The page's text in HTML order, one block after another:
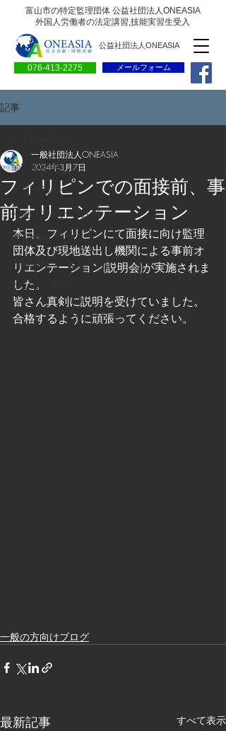
富山市の特定監理団体 公益社団法人ONEASIA
外国人労働者の法定講習,技能実習生受入
076-413-2275
公益社団法人ONEASIA
メールフォーム
記事
全ての記事
会員専用ページ
一般の方向けブログ
求人情報
求職情報
プレリリース
フィリピンでの面接前、事
前オリエンテーション
一般社団法人ONEASIA
2024年3月7日
本日、フィリピンにて面接に向け監理
団体及び現地送出し機関による事前オ
リエンテーション(説明会)が実施されま
した。
皆さん真剣に説明を受けていました。
合格するように頑張ってください。
一般の方向けブログ
最新記事 すべて表示